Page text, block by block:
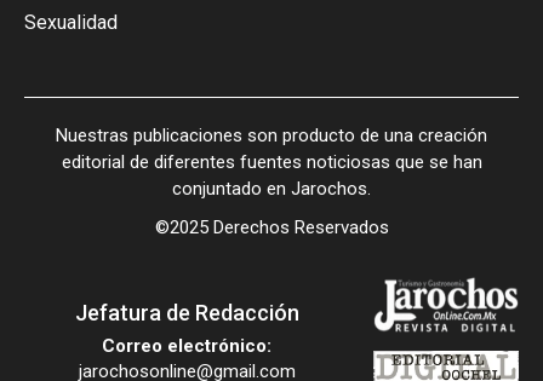
Sexualidad
Nuestras publicaciones son producto de una creación
editorial de diferentes fuentes noticiosas que se han
conjuntado en Jarochos.
©2025 Derechos Reservados
Jefatura de Redacción
Correo electrónico:
jarochosonline@gmail.com